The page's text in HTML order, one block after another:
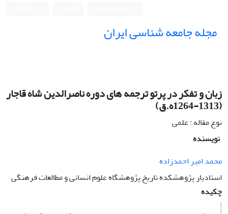
مجله جامعه شناسی ایران
زبان و تفکر در پرتو ترجمه های دوره ناصرالدین شاه قاجار
(1313-1264ه.ق)
نوع مقاله : علمی
نویسنده
محمد امیر احمدزاده
استادیار پژوهشکده تاریخ پژوهشگاه علوم انسانی و مطالعات فرهنگی
چکیده